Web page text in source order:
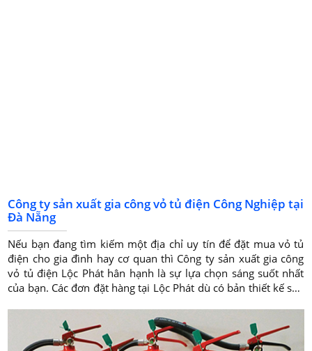
Công ty sản xuất gia công vỏ tủ điện Công Nghiệp tại
Đà Nẵng
Nếu bạn đang tìm kiếm một địa chỉ uy tín để đặt mua vỏ tủ
điện cho gia đình hay cơ quan thì Công ty sản xuất gia công
vỏ tủ điện Lộc Phát hân hạnh là sự lựa chọn sáng suốt nhất
của bạn. Các đơn đặt hàng tại Lộc Phát dù có bản thiết kế sẵn
được công ty đáp ứng một cách chỉnh chu nhất về mọi yêu
cầu kỹ thuật, thẩm mỹ của vỏ tủ điện.